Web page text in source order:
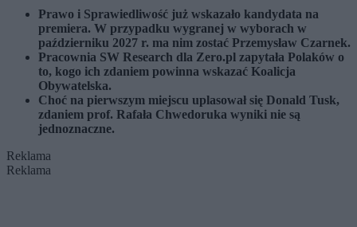
Prawo i Sprawiedliwość już wskazało kandydata na
premiera. W przypadku wygranej w wyborach w
październiku 2027 r. ma nim zostać Przemysław Czarnek.
Pracownia SW Research dla Zero.pl zapytała Polaków o
to, kogo ich zdaniem powinna wskazać Koalicja
Obywatelska.
Choć na pierwszym miejscu uplasował się Donald Tusk,
zdaniem prof. Rafała Chwedoruka wyniki nie są
jednoznaczne.
Reklama
Reklama